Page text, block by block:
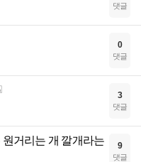
댓글
0
댓글
3
댓글
원거리는 개 깔개라는
9
댓글